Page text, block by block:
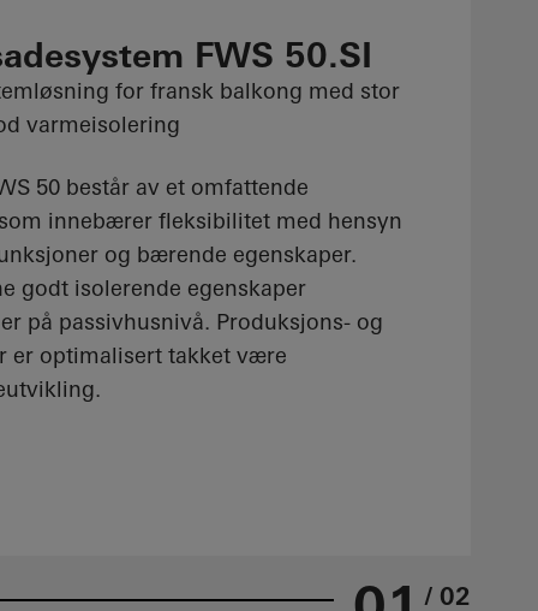
FWS 50.SI
for fransk balkong med stor
varmeisolering
50 består av et omfattende
innebærer fleksibilitet med hensyn
og bærende egenskaper.
godt isolerende egenskaper
på passivhusnivå. Produksjons- og
er optimalisert takket være
/ 02